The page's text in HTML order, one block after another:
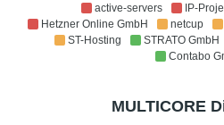
active-servers
IP-
Hetzner Online GmbH
netcup
ST-Hosting
STRATO GmbH
Contabo
MULTICORE